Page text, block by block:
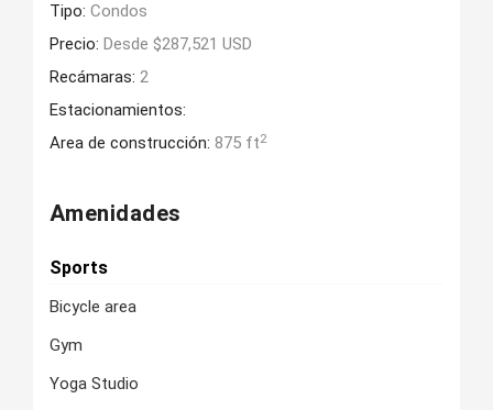
Tipo: Condos
Precio: Desde $287,521 USD
Recámaras: 2
Estacionamientos:
Area de construcción: 875 ft2
Amenidades
Sports
Bicycle area
Gym
Yoga Studio